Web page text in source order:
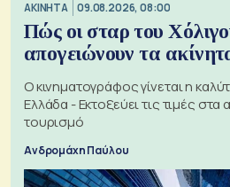
ΑΚΙΝΗΤΑ 09.08.2026, 08:00
Πώς οι σταρ του
απογειώνουν τα
Ο κινηματογράφος γίνεται η
Ελλάδα - Εκτοξεύει τις τιμές στα
τουρισμό
Ανδρομάχη Παύλου